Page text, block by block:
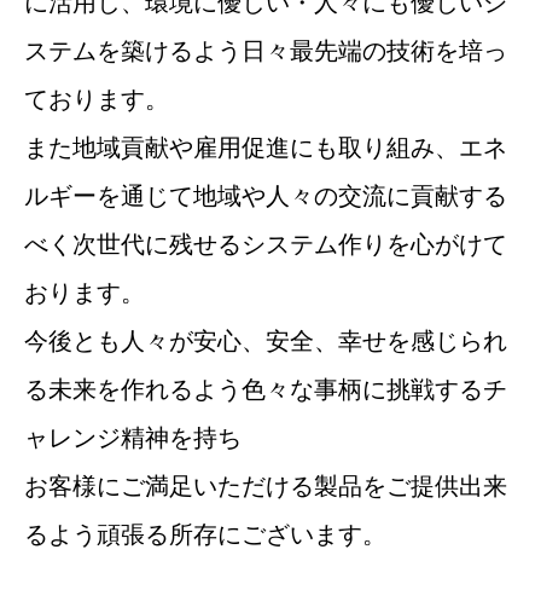
ステムを築けるよう日々最先端の技術を培っ
ております。
また地域貢献や雇用促進にも取り組み、エネ
ルギーを通じて地域や人々の交流に貢献する
べく次世代に残せるシステム作りを心がけて
おります。
今後とも人々が安心、安全、幸せを感じられ
る未来を作れるよう色々な事柄に挑戦するチ
ャレンジ精神を持ち
お客様にご満足いただける製品をご提供出来
るよう頑張る所存にございます。